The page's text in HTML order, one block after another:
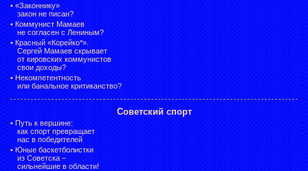
• «Законнику»
закон не писан?
• Коммунист Мамаев
не согласен с Лениным?
• Красный «Корейко*».
Сергей Мамаев скрывает
от кировских коммунистов
свои доходы?
• Некомпетентность
или банальное критиканство?
Советский спорт
• Путь к вершине:
как спорт превращает
нас в победителей
• Юные баскетболистки
из Советска –
сильнейшие в области!